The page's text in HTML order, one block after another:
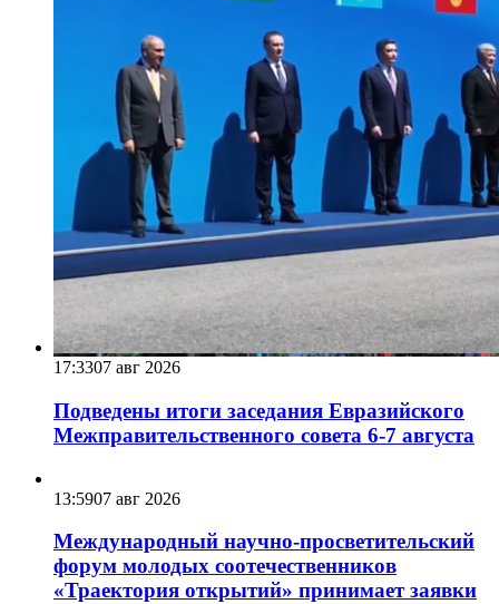
17:3307 авг 2026
Подведены итоги заседания Евразийского
Межправительственного совета 6-7 августа
13:5907 авг 2026
Международный научно-просветительский
форум молодых соотечественников
«Траектория открытий» принимает заявки